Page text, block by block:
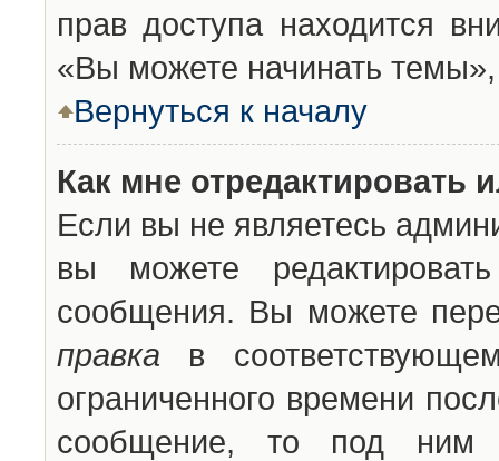
прав доступа находится
«Вы можете начинать
Вернуться к началу
Как мне отредактировать
Если вы не являетесь
вы можете
сообщения. Вы можете
правка в
ограниченного времени
сообщение, то под ним